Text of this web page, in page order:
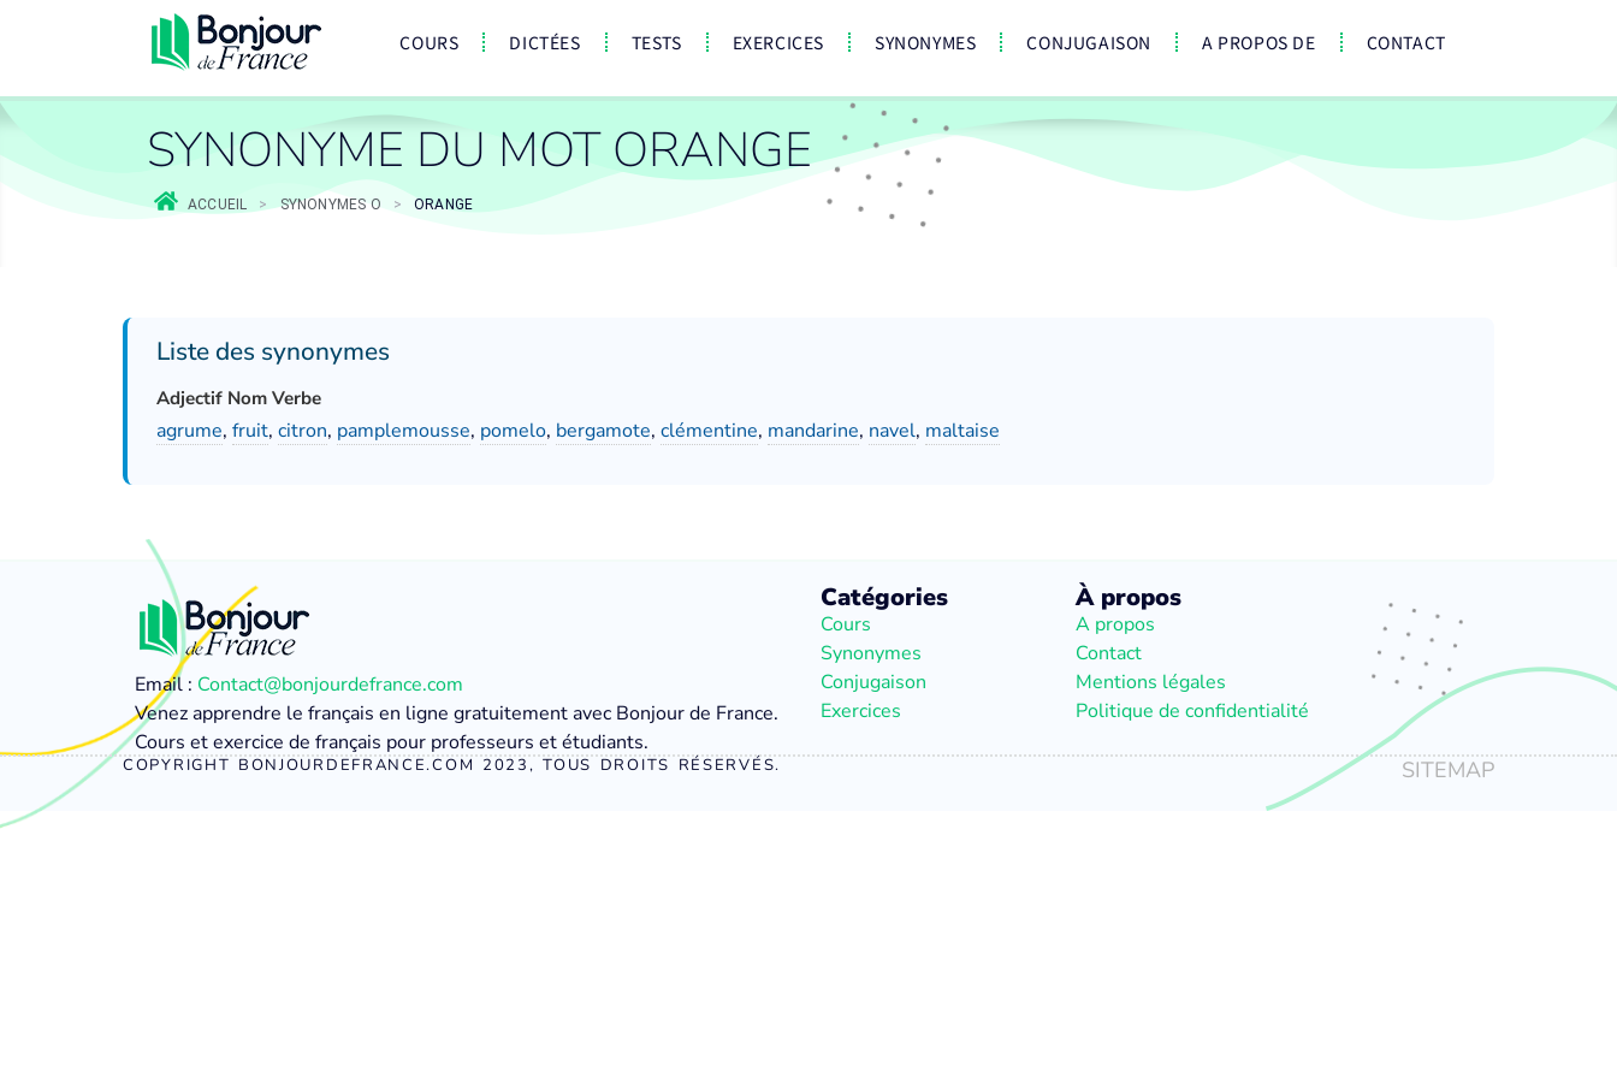
COURS DICTÉES TESTS EXERCICES SYNONYMES CONJUGAISON A PROPOS DE CONTACT
SYNONYME DU MOT ORANGE
ACCUEIL > SYNONYMES O > ORANGE
Liste des synonymes
Adjectif Nom Verbe
agrume, fruit, citron, pamplemousse, pomelo, bergamote, clémentine, mandarine, navel, maltaise
Email : Contact@bonjourdefrance.com
Venez apprendre le français en ligne gratuitement avec Bonjour de France.
Cours et exercice de français pour professeurs et étudiants.
Catégories
Cours
Synonymes
Conjugaison
Exercices
À propos
A propos
Contact
Mentions légales
Politique de confidentialité
COPYRIGHT BONJOURDEFRANCE.COM 2023, TOUS DROITS RÉSERVÉS. SITEMAP